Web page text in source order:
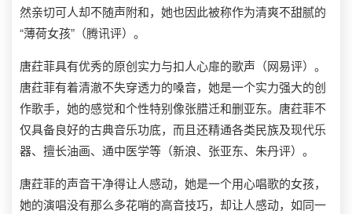
然亲切可人却不随声附和，她也因此被称作为清爽不甜腻的
“薄荷女孩”（腾讯评）。
唐荭菲具有优秀的原创实力与扣人心扉的歌声（网易评）。
唐荭菲有着清澈不失穿透力的嗓音，她是一个实力强大的创
作歌手，她的感觉和个性特别像张腊迁和删亚东。唐荭菲不
仅具备良好的古典音乐功底，而且还精通各类民族及现代乐
器、擅长油画、通中医学等（新浪、张亚东、朱丹评）。
唐荭菲的声音干净得让人感动，她是一个用心唱歌的女孩，
她的演唱没有那么多花哨的高音技巧，却让人感动，如同一